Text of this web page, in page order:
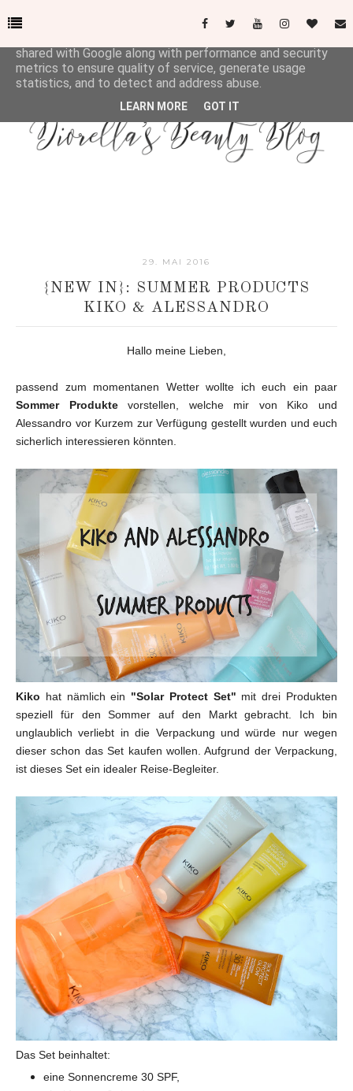
29. MAI 2016
{NEW IN}: SUMMER PRODUCTS
KIKO & ALESSANDRO
Hallo meine Lieben,
passend zum momentanen Wetter wollte ich euch ein paar
Sommer Produktevorstellen, welche mir von Kiko und
Alessandro vor Kurzem zur Verfügung gestellt wurden und euch
sicherlich interessieren könnten.
Kiko hat nämlich ein "Solar Protect Set" mit drei Produkten
speziell für den Sommer auf den Markt gebracht. Ich bin
unglaublich verliebt in die Verpackung und würde nur wegen
dieser schon das Set kaufen wollen.Aufgrund der Verpackung,
ist dieses Set ein idealer Reise-Begleiter.
Das Set beinhaltet:
eine Sonnencreme 30 SPF,
This site uses cookies from Google to deliver its services
shared with Google along with performance and security
metrics to ensure quality of service, generate usage
statistics, and to detect and address abuse.
LEARN MORE GOT IT